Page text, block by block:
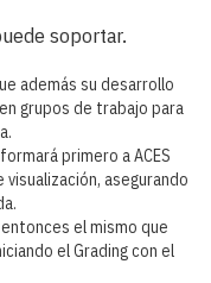
soportar.
además su desarrollo
grupos de trabajo para
primero a ACES
asegurando
el mismo que
el Grading con el